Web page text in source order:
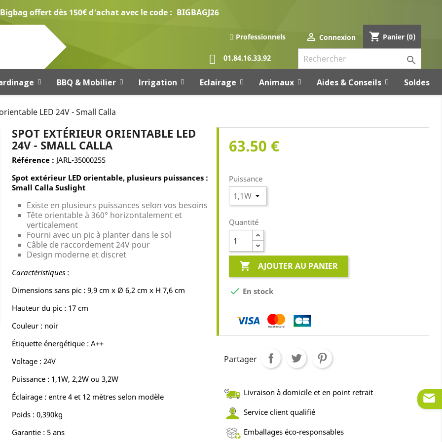
Bigbag offert dès 150€ d'achat avec le code : BIGBAGJ26
Professionnels  Connexion shopping_cart Panier (0)
01.84.16.33.92 
BBQ & Mobilier Irrigation Eclairage Animaux Aides & Conseils Soldes
LED 24V - Small Calla
SPOT EXTÉRIEUR ORIENTABLE LED
24V - SMALL CALLA
Référence : JARL-35000255
Spot extérieur LED orientable, plusieurs puissances :
Small Calla Suslight
Existe en plusieurs puissances selon vos besoins
Tête orientable à 360° horizontalement et
verticalement
Fourni avec un pic à planter dans le sol
Câble de raccordement 24V pour
Design moderne et discret
Caractéristiques:
Dimensions sans pic : 9,9 cm x Ø 6,2 cm x H 7,6 cm
Hauteur du pic : 17 cm
Couleur : noir
Étiquette énergétique : A++
Voltage : 24V
Puissance : 1,1W, 2,2W ou 3,2W
Éclairage : entre 4 et 12 mètres selon modèle
Poids : 0,390kg
Garantie : 5 ans
63.50 €
Puissance
Quantité
 AJOUTER AU PANIER
 En stock
Partager
Livraison à domicile et en point retrait
Service client qualifié
Emballages éco-responsables